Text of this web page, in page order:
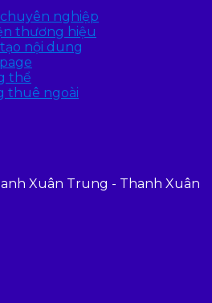
nghiệp
thương hiệu
nội dung
thể
thuê ngoài
Xuân Trung - Thanh Xuân